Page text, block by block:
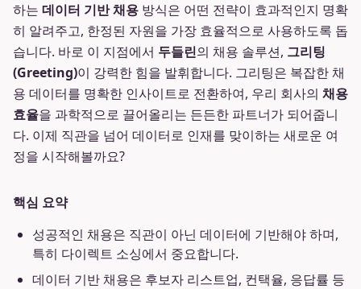
하는 데이터 기반 채용 방식은 어떤 전략이 효과적인지 명확
히 알려주고, 한정된 자원을 가장 효율적으로 사용하도록 돕
습니다. 바로 이 지점에서 두들린의 채용 솔루션, 그리팅
(Greeting)이 강력한 힘을 발휘합니다. 그리팅은 복잡한 채
용 데이터를 명확한 인사이트로 전환하여, 우리 회사의 채용
효율을 과학적으로 끌어올리는 든든한 파트너가 되어줍니
다. 이제 직관을 넘어 데이터로 인재를 맞이하는 새로운 여
정을 시작해볼까요?
핵심 요약
성공적인 채용은 직관이 아닌 데이터에 기반해야 하며,
특히 다이렉트 소싱에서 중요합니다.
데이터 기반 채용은 후보자 리스트업, 컨택율, 응답률 등